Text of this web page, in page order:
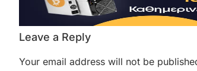
Leave a Reply
Your email address will not be